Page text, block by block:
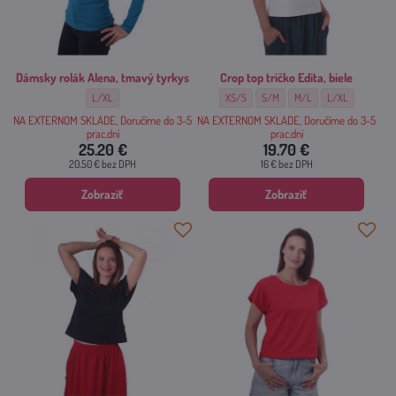
Dámsky rolák Alena, tmavý tyrkys
Dámsky rolák Alena, tmavý tyrkys - Veľkosť:
L/XL
NA EXTERNOM SKLADE, Doručíme do 3-5
prac.dní
25.20 €
20.50 €bez DPH
Zobraziť
Crop top tričko Edita, biele
Crop top tričko Edita, biele - Veľkosť:
XS/S Crop top tričko Edita, biele -
S/M Crop top tričko Edita,
M/L Crop top tričko
L/XL
NA EXTERNOM SKLADE, Doručíme do 3-5
prac.dní
19.70 €
16 €bez DPH
Zobraziť